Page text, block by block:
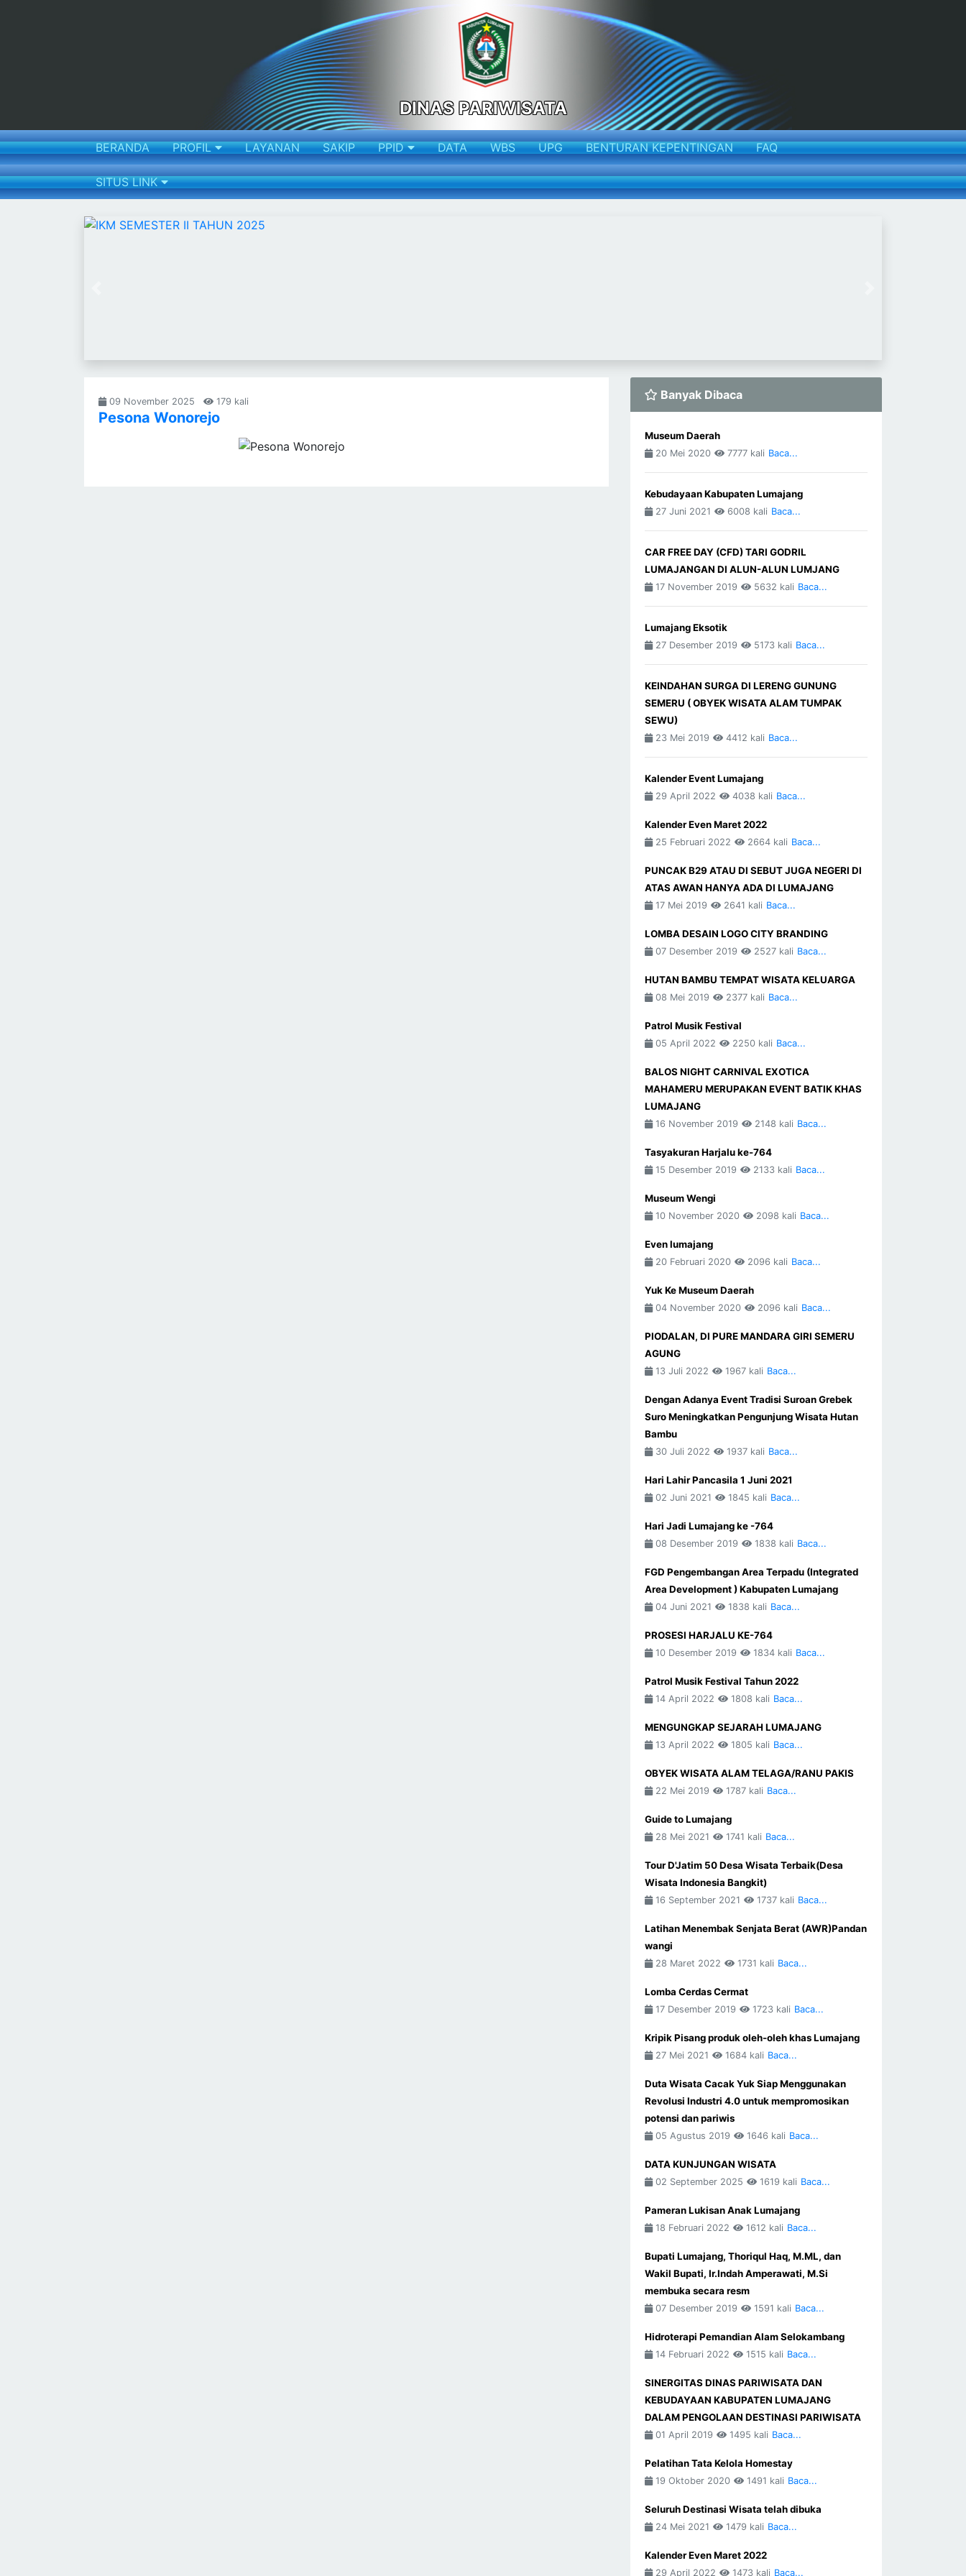
DINAS PARIWISATA
BERANDA PROFIL LAYANAN SAKIP PPID DATA WBS UPG BENTURAN KEPENTINGAN FAQ
SITUS LINK
09 November 2025 179 kali
Pesona Wonorejo
Banyak Dibaca
Museum Daerah
20 Mei 2020 7777 kali Baca...
Kebudayaan Kabupaten Lumajang
27 Juni 2021 6008 kali Baca...
CAR FREE DAY (CFD) TARI GODRIL
LUMAJANGAN DI ALUN-ALUN LUMJANG
17 November 2019 5632 kali Baca...
Lumajang Eksotik
27 Desember 2019 5173 kali Baca...
KEINDAHAN SURGA DI LERENG GUNUNG
SEMERU ( OBYEK WISATA ALAM TUMPAK
SEWU)
23 Mei 2019 4412 kali Baca...
Kalender Event Lumajang
29 April 2022 4038 kali Baca...
Kalender Even Maret 2022
25 Februari 2022 2664 kali Baca...
PUNCAK B29 ATAU DI SEBUT JUGA NEGERI DI
ATAS AWAN HANYA ADA DI LUMAJANG
17 Mei 2019 2641 kali Baca...
LOMBA DESAIN LOGO CITY BRANDING
07 Desember 2019 2527 kali Baca...
HUTAN BAMBU TEMPAT WISATA KELUARGA
08 Mei 2019 2377 kali Baca...
Patrol Musik Festival
05 April 2022 2250 kali Baca...
BALOS NIGHT CARNIVAL EXOTICA
MAHAMERU MERUPAKAN EVENT BATIK KHAS
LUMAJANG
16 November 2019 2148 kali Baca...
Tasyakuran Harjalu ke-764
15 Desember 2019 2133 kali Baca...
Museum Wengi
10 November 2020 2098 kali Baca...
Even lumajang
20 Februari 2020 2096 kali Baca...
Yuk Ke Museum Daerah
04 November 2020 2096 kali Baca...
PIODALAN, DI PURE MANDARA GIRI SEMERU
AGUNG
13 Juli 2022 1967 kali Baca...
Dengan Adanya Event Tradisi Suroan Grebek
Suro Meningkatkan Pengunjung Wisata Hutan
Bambu
30 Juli 2022 1937 kali Baca...
Hari Lahir Pancasila 1 Juni 2021
02 Juni 2021 1845 kali Baca...
Hari Jadi Lumajang ke -764
08 Desember 2019 1838 kali Baca...
FGD Pengembangan Area Terpadu (Integrated
Area Development ) Kabupaten Lumajang
04 Juni 2021 1838 kali Baca...
PROSESI HARJALU KE-764
10 Desember 2019 1834 kali Baca...
Patrol Musik Festival Tahun 2022
14 April 2022 1808 kali Baca...
MENGUNGKAP SEJARAH LUMAJANG
13 April 2022 1805 kali Baca...
OBYEK WISATA ALAM TELAGA/RANU PAKIS
22 Mei 2019 1787 kali Baca...
Guide to Lumajang
28 Mei 2021 1741 kali Baca...
Tour D'Jatim 50 Desa Wisata Terbaik(Desa
Wisata Indonesia Bangkit)
16 September 2021 1737 kali Baca...
Latihan Menembak Senjata Berat (AWR)Pandan
wangi
28 Maret 2022 1731 kali Baca...
Lomba Cerdas Cermat
17 Desember 2019 1723 kali Baca...
Kripik Pisang produk oleh-oleh khas Lumajang
27 Mei 2021 1684 kali Baca...
Duta Wisata Cacak Yuk Siap Menggunakan
Revolusi Industri 4.0 untuk mempromosikan
potensi dan pariwis
05 Agustus 2019 1646 kali Baca...
DATA KUNJUNGAN WISATA
02 September 2025 1619 kali Baca...
Pameran Lukisan Anak Lumajang
18 Februari 2022 1612 kali Baca...
Bupati Lumajang, Thoriqul Haq, M.ML, dan
Wakil Bupati, Ir.Indah Amperawati, M.Si
membuka secara resm
07 Desember 2019 1591 kali Baca...
Hidroterapi Pemandian Alam Selokambang
14 Februari 2022 1515 kali Baca...
SINERGITAS DINAS PARIWISATA DAN
KEBUDAYAAN KABUPATEN LUMAJANG
DALAM PENGOLAAN DESTINASI PARIWISATA
01 April 2019 1495 kali Baca...
Pelatihan Tata Kelola Homestay
19 Oktober 2020 1491 kali Baca...
Seluruh Destinasi Wisata telah dibuka
24 Mei 2021 1479 kali Baca...
Kalender Even Maret 2022
29 April 2022 1473 kali Baca...